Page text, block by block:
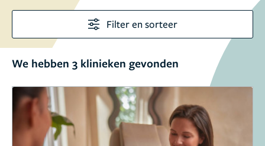
Filter en sorteer
We hebben 3 klinieken gevonden